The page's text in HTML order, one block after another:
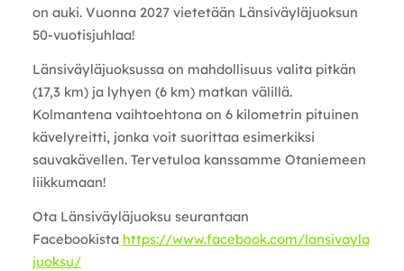
on auki. Vuonna 2027 vietetään Länsiväyläjuoksun
50-vuotisjuhlaa!
Länsiväyläjuoksussa on mahdollisuus valita pitkän
(17,3 km) ja lyhyen (6 km) matkan välillä.
Kolmantena vaihtoehtona on 6 kilometrin pituinen
kävelyreitti, jonka voit suorittaa esimerkiksi
sauvakävellen. Tervetuloa kanssamme Otaniemeen
liikkumaan!
Ota Länsiväyläjuoksu seurantaan
Facebookista https://www.facebook.com/lansivayla
juoksu/